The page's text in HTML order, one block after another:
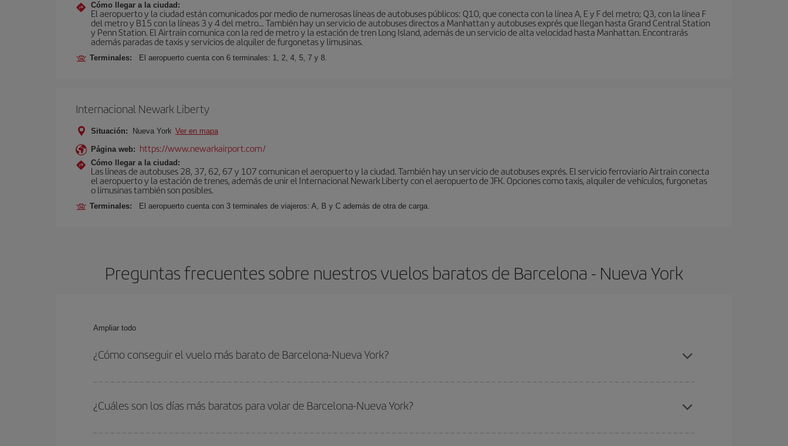
Cómo llegar a la ciudad:
El aeropuerto y la ciudad están comunicados por medio de numerosas líneas de autobuses públicos: Q10, que conecta con la línea A, E y F del metro; Q3, con la línea F
del metro y B15 con la líneas 3 y 4 del metro… También hay un servicio de autobuses directos a Manhattan y autobuses exprés que llegan hasta Grand Central Station
y Penn Station. El Airtrain comunica con la red de metro y la estación de tren Long Island, además de un servicio de alta velocidad hasta Manhattan. Encontrarás
además paradas de taxis y servicios de alquiler de furgonetas y limusinas.
Terminales: El aeropuerto cuenta con 6 terminales: 1, 2, 4, 5, 7 y 8.
Internacional Newark Liberty
Situación: Nueva York Ver en mapa
Página web: https://www.newarkairport.com/
Cómo llegar a la ciudad:
Las líneas de autobuses 28, 37, 62, 67 y 107 comunican el aeropuerto y la ciudad. También hay un servicio de autobuses exprés. El servicio ferroviario Airtrain conecta
el aeropuerto y la estación de trenes, además de unir el Internacional Newark Liberty con el aeropuerto de JFK. Opciones como taxis, alquiler de vehículos, furgonetas
o limusinas también son posibles.
Terminales: El aeropuerto cuenta con 3 terminales de viajeros: A, B y C además de otra de carga.
Preguntas frecuentes sobre nuestros vuelos baratos de Barcelona - Nueva York
Ampliar todo
¿Cómo conseguir el vuelo más barato de Barcelona-Nueva York?
con las fechas y horarios de ida y vuelta.
¿Cuáles son los días más baratos para volar de Barcelona-Nueva York?